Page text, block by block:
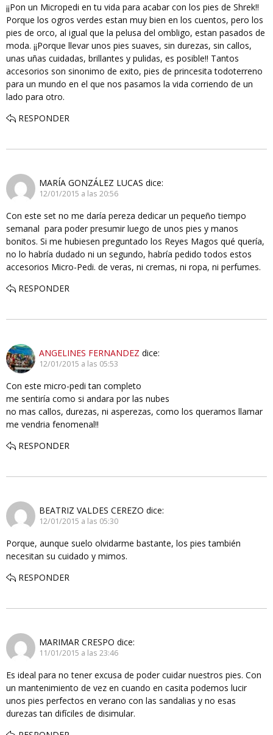
¡¡Pon un Micropedi en tu vida para acabar con los pies de Shrek!!
Porque los ogros verdes estan muy bien en los cuentos, pero los
pies de orco, al igual que la pelusa del ombligo, estan pasados de
moda. ¡¡Porque llevar unos pies suaves, sin durezas, sin callos,
unas uñas cuidadas, brillantes y pulidas, es posible!! Tantos
accesorios son sinonimo de exito, pies de princesita todoterreno
para un mundo en el que nos pasamos la vida corriendo de un
lado para otro.
RESPONDER
MARÍA GONZÁLEZ LUCAS dice:
12/01/2015 a las 20:56
Con este set no me daría pereza dedicar un pequeño tiempo
semanal para poder presumir luego de unos pies y manos
bonitos. Si me hubiesen preguntado los Reyes Magos qué quería,
no lo habría dudado ni un segundo, habría pedido todos estos
accesorios Micro-Pedi. de veras, ni cremas, ni ropa, ni perfumes.
RESPONDER
ANGELINES FERNANDEZ dice:
12/01/2015 a las 05:53
Con este micro-pedi tan completo
me sentiría como si andara por las nubes
no mas callos, durezas, ni asperezas, como los queramos llamar
me vendria fenomenal!!
RESPONDER
BEATRIZ VALDES CEREZO dice:
12/01/2015 a las 05:30
Porque, aunque suelo olvidarme bastante, los pies también
necesitan su cuidado y mimos.
RESPONDER
MARIMAR CRESPO dice:
11/01/2015 a las 23:46
Es ideal para no tener excusa de poder cuidar nuestros pies. Con
un mantenimiento de vez en cuando en casita podemos lucir
unos pies perfectos en verano con las sandalias y no esas
durezas tan difíciles de disimular.